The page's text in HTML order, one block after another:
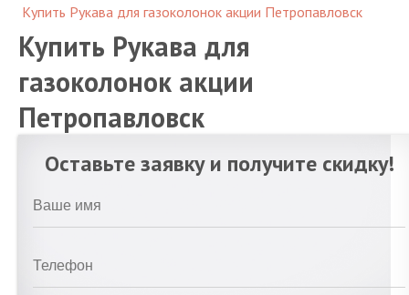
Купить Рукава для газоколонок акции Петропавловск
Купить Рукава для
газоколонок акции
Петропавловск
Оставьте заявку и получите скидку!